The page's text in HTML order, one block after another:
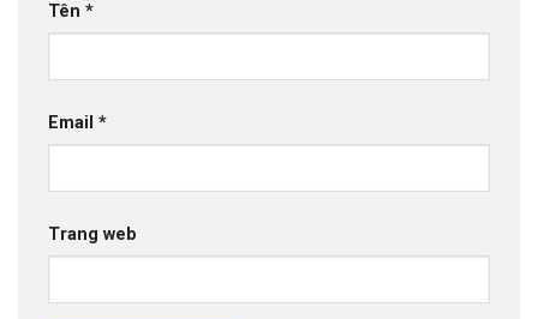
Tên *
Email *
Trang web